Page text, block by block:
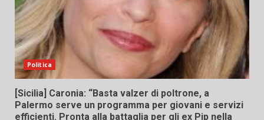
Politica
[Sicilia] Caronia: “Basta valzer di poltrone, a
Palermo serve un programma per giovani e servizi
efficienti. Pronta alla battaglia per gli ex Pip nella